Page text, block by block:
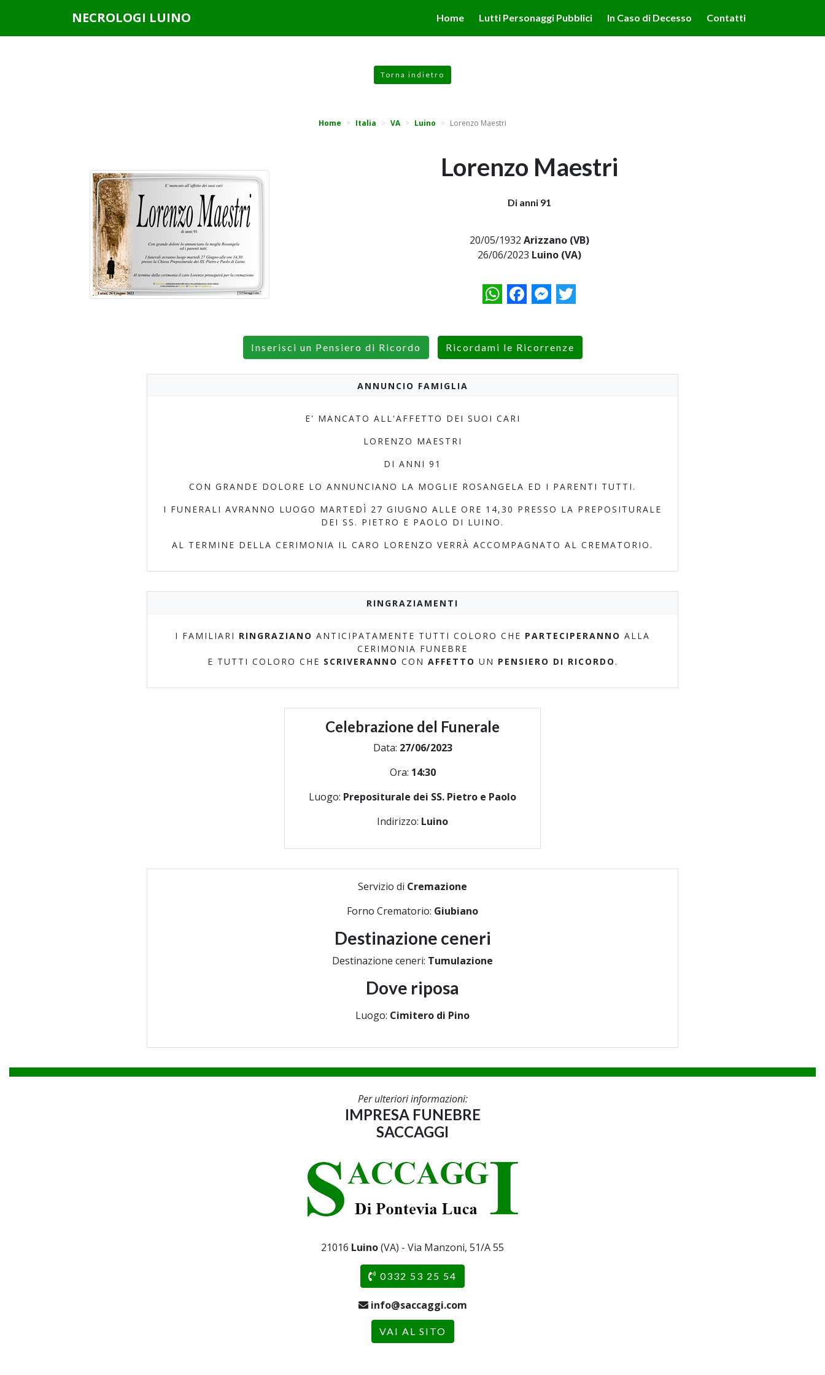
NECROLOGI LUINO Home Lutti Personaggi Pubblici In Caso di Decesso Contatti
Torna indietro
Home Italia VA Luino Lorenzo Maestri
Lorenzo Maestri
Di anni 91
20/05/1932 Arizzano (VB)
26/06/2023 Luino (VA)
WhatsAppFacebookMessenger
Twitter
Inserisci un Pensiero di Ricordo Ricordami le Ricorrenze
ANNUNCIO FAMIGLIA
E' MANCATO ALL'AFFETTO DEI SUOI CARI
LORENZO MAESTRI
DI ANNI 91
CON GRANDE DOLORE LO ANNUNCIANO LA MOGLIE ROSANGELA ED I PARENTI TUTTI.
I FUNERALI AVRANNO LUOGO MARTEDÌ 27 GIUGNO ALLE ORE 14,30 PRESSO LA PREPOSITURALE
DEI SS. PIETRO E PAOLO DI LUINO.
AL TERMINE DELLA CERIMONIA IL CARO LORENZO VERRÀ ACCOMPAGNATO AL CREMATORIO.
RINGRAZIAMENTI
I FAMILIARI RINGRAZIANO ANTICIPATAMENTE TUTTI COLORO CHE PARTECIPERANNO ALLA
CERIMONIA FUNEBRE
E TUTTI COLORO CHE SCRIVERANNO CON AFFETTO UN PENSIERO DI RICORDO .
Celebrazione del Funerale
Data: 27/06/2023
Ora: 14:30
Luogo: Prepositurale dei SS. Pietro e Paolo
Indirizzo: Luino
Servizio di Cremazione
Forno Crematorio: Giubiano
Destinazione ceneri
Destinazione ceneri: Tumulazione
Dove riposa
Luogo: Cimitero di Pino
Per ulteriori informazioni:
IMPRESA FUNEBRE
SACCAGGI
21016 Luino(VA) - Via Manzoni, 51/A 55
0332 53 25 54
info@saccaggi.com
VAI AL SITO
scorrendo questa pagina, cliccando su un link o proseguendo la navigazione in altra maniera, acconsenti all'uso dei cookie. Ulteriori informazioni